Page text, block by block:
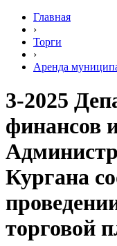
Главная
›
Торги
›
Аренда
3-2025
финансов
Кургана
торговой